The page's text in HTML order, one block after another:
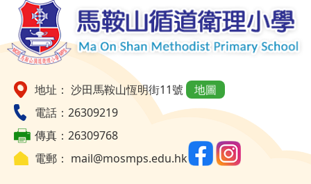
地址： 沙田馬鞍山恆明街11號
地圖
電話：26309219
傳真：26309768
電郵： mail@mosmps.edu.hk